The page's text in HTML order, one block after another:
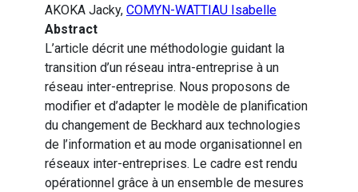
AKOKA Jacky, COMYN-WATTIAU Isabelle
Abstract
L’article décrit une méthodologie guidant la
transition d’un réseau intra-entreprise à un
réseau inter-entreprise. Nous proposons de
modifier et d’adapter le modèle de planification
du changement de Beckhard aux technologies
de l’information et au mode organisationnel en
réseaux inter-entreprises. Le cadre est rendu
opérationnel grâce à un ensemble de mesures